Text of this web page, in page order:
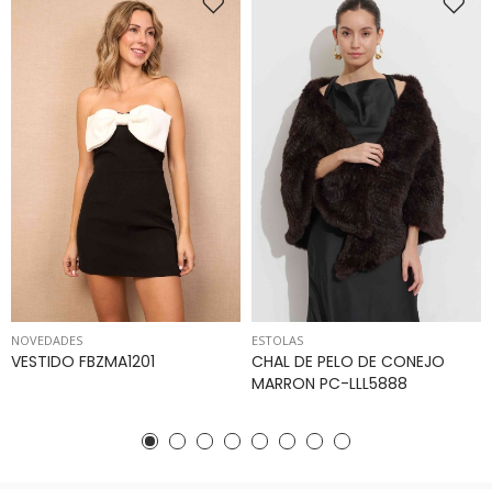
NOVEDADES
VESTIDO FBZMA1201
ESTOLAS
CHAL DE PELO DE CONEJO
MARRON PC-LLL5888